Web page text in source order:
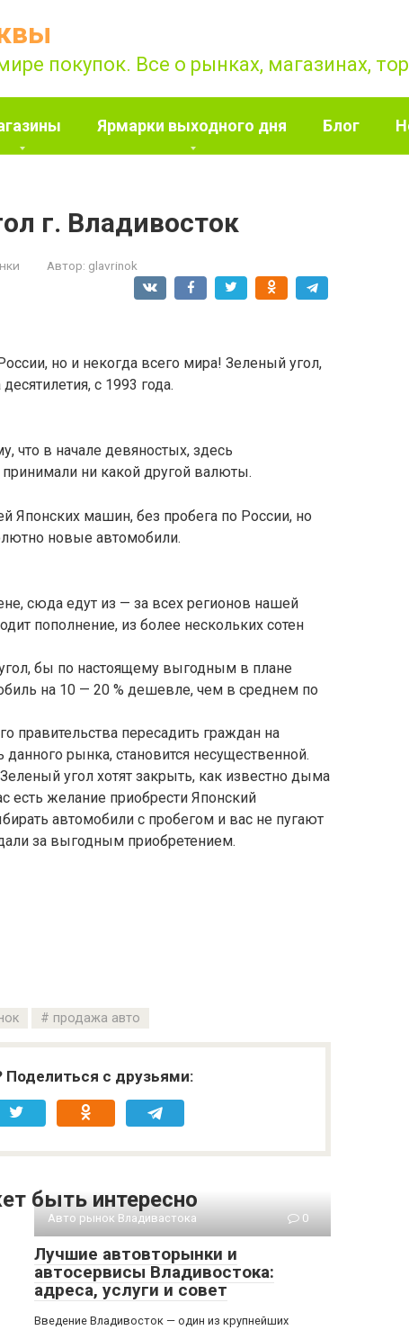
покупок. Все о рынках, магазинах,
Ярмарки выходного дня Блог
г. Владивосток
Автор: glavrinok
но и некогда всего мира! Зеленый угол,
с 1993 года.
что в начале девяностых, здесь
ни какой другой валюты.
Японских машин, без пробега по России, но
новые автомобили.
сюда едут из — за всех регионов нашей
пополнение, из более нескольких сотен
бы по настоящему выгодным в плане
на 10 — 20 % дешевле, чем в среднем по
правительства пересадить граждан на
рынка, становится несущественной.
угол хотят закрыть, как известно дыма
есть желание приобрести Японский
автомобили с пробегом и вас не пугают
за выгодным приобретением.
продажа авто
Поделиться с друзьями:
быть интересно
Авто рынок Владивастока 0
Лучшие автовторынки и
автосервисы Владивостока:
адреса, услуги и совет
Введение Владивосток — один из крупнейших